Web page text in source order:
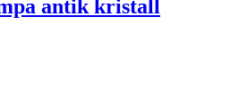
antik kristall